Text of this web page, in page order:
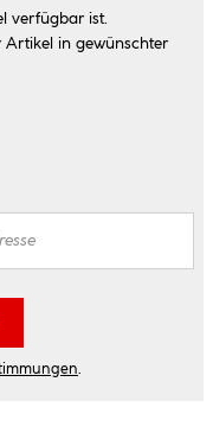
verfügbar ist.
Artikel in gewünschter